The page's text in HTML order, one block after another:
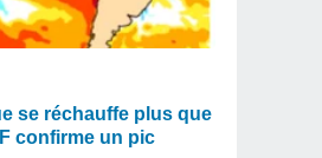
se réchauffe plus que
confirme un pic